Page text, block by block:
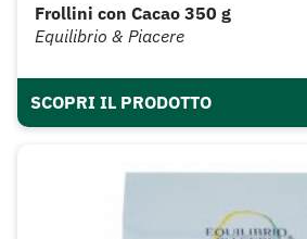
Frollini con Cacao 350 g
Equilibrio & Piacere
SCOPRI IL PRODOTTO